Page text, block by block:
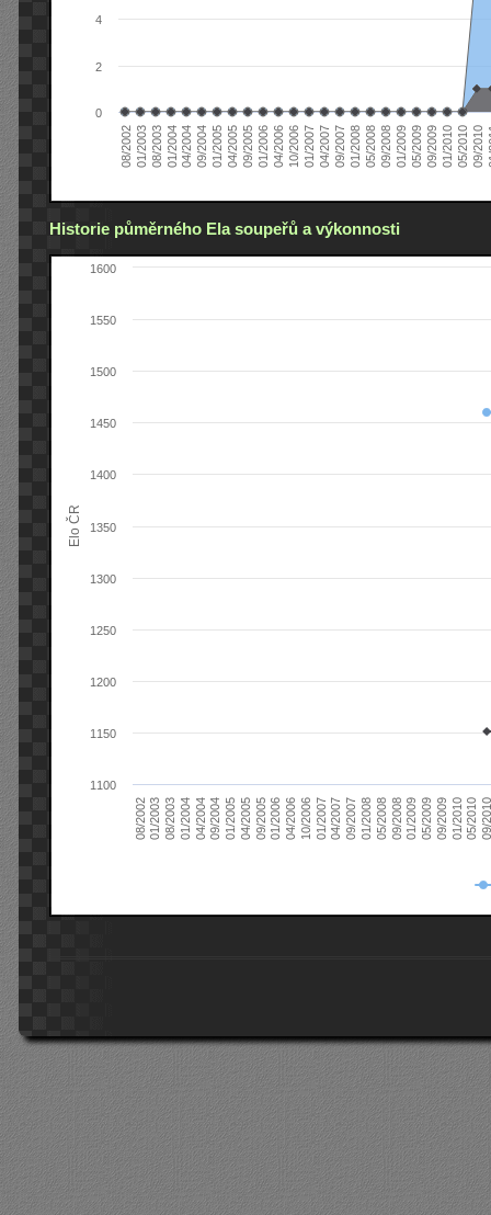
08/200201/200308/200301/200404/200409/200401/200504/200509/200501/200604/200610/200601/200704/200709/200701/200805/200809/200801/200905/200909/200901/201005/201009/2010
0
2
4
Historie půměrného Ela soupeřů a výkonnosti
Elo ČR
08/200201/200308/200301/200404/200409/200401/200504/200509/200501/200604/200610/200601/200704/200709/200701/200805/200809/200801/200905/200909/200901/201005/201009/
1100
1150
1200
1250
1300
1350
1400
1450
1500
1550
1600